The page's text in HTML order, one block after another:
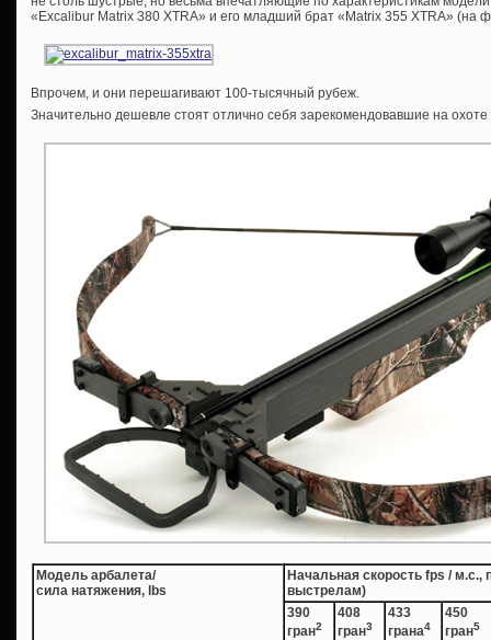
«Excalibur Matrix 380 XTRA» и его младший брат «Matrix 355 XTRA» (на
Впрочем, и они перешагивают 100-тысячный рубеж.
Значительно дешевле стоят отлично себя зарекомендовавшие на
Модель арбалета/
сила натяжения, lbs
Начальная скорость fps / м.с.,
выстрелам)
390
гран2
408
гран3
433
грана4
450
гран5